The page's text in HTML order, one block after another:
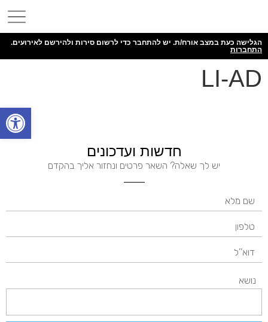
הגלישה כעת במצב אורח/ת. יש להתחבר כדי לרשום סירות ולהירשם לאירועים.
התחברות
LI-AD
חדשות ועדכונים
יש לך שאלה? השאר פרטים ונחזור אליך בהקדם
נושא